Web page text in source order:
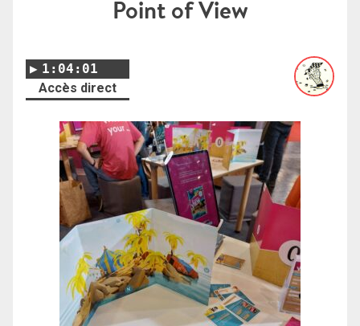
Point of View
1:04:01
Accès direct